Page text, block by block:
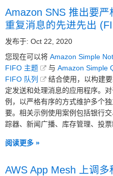
Amazon SNS 推出要
重复消息的先进先出
发布于: Oct 22, 2020
您现在可以将 Amazon Simple
FIFO 主题
与 Amazon Simple
FIFO 队列
结合使用，以构建
定发送和处理消息的应用程序。
例，以严格有序的方式维护多个
要。相关示例使用案例包括银行
踪器、新闻广播、库存管理、投票
阅读更多 »
AWS App Mesh 上调多